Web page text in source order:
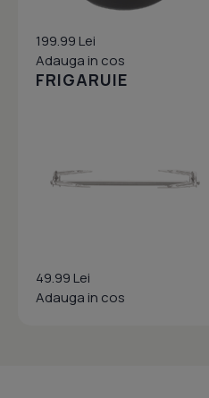
199.99 Lei
Adauga in cos
FRIGARUIE
49.99 Lei
Adauga in cos